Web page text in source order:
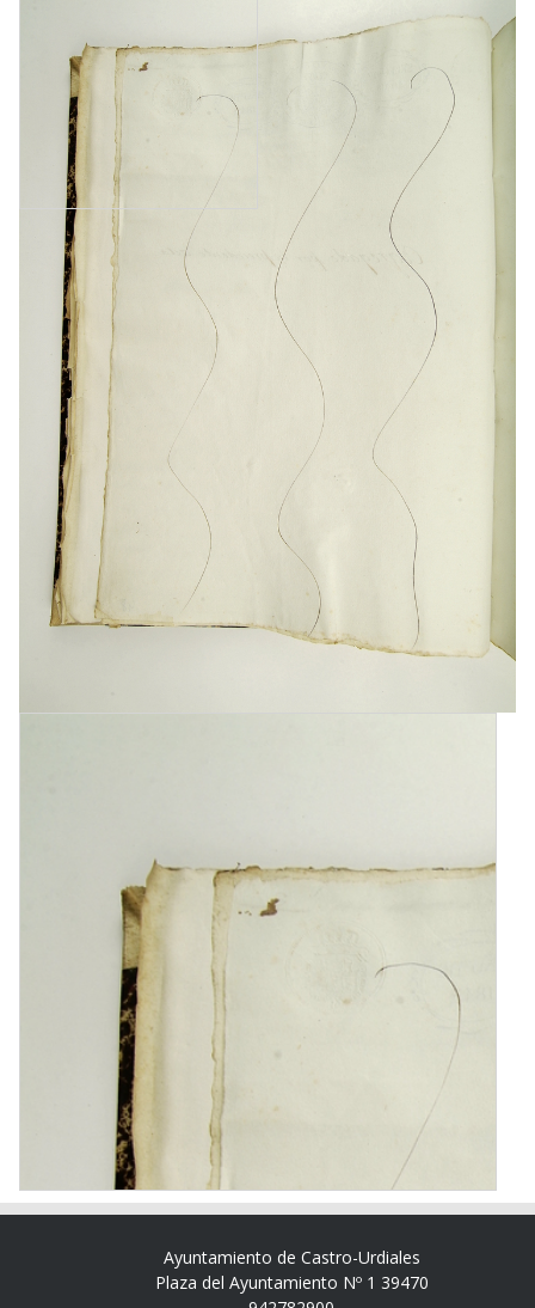
Ayuntamiento de Castro-Urdiales
Plaza del Ayuntamiento Nº 1 39470